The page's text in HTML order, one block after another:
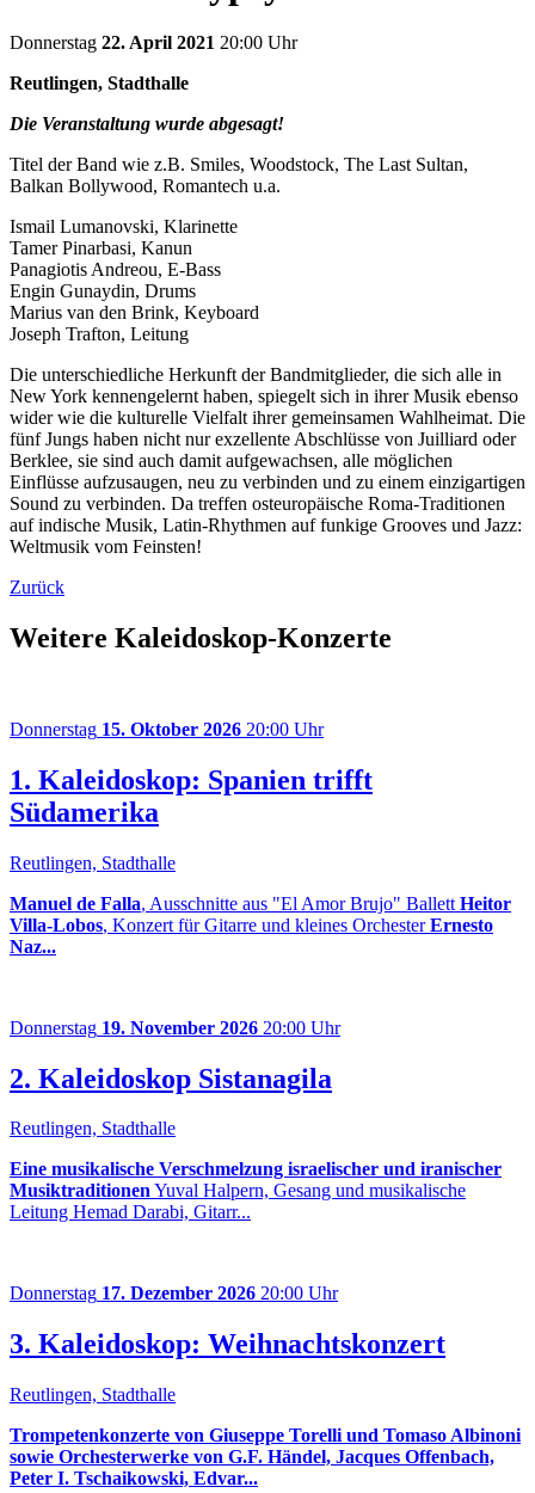
Donnerstag 22. April 2021 20:00 Uhr
Reutlingen, Stadthalle
Die Veranstaltung wurde abgesagt!
Titel der Band wie z.B. Smiles, Woodstock, The Last Sultan,
Balkan Bollywood, Romantech u.a.
Ismail Lumanovski, Klarinette
Tamer Pinarbasi, Kanun
Panagiotis Andreou, E-Bass
Engin Gunaydin, Drums
Marius van den Brink, Keyboard
Joseph Trafton, Leitung
Die unterschiedliche Herkunft der Bandmitglieder, die sich alle in
New York kennengelernt haben, spiegelt sich in ihrer Musik ebenso
wider wie die kulturelle Vielfalt ihrer gemeinsamen Wahlheimat. Die
fünf Jungs haben nicht nur exzellente Abschlüsse von Juilliard oder
Berklee, sie sind auch damit aufgewachsen, alle möglichen
Einflüsse aufzusaugen, neu zu verbinden und zu einem einzigartigen
Sound zu verbinden. Da treffen osteuropäische Roma-Traditionen
auf indische Musik, Latin-Rhythmen auf funkige Grooves und Jazz:
Weltmusik vom Feinsten!
Zurück
Weitere Kaleidoskop-Konzerte
Donnerstag 15. Oktober 2026 20:00 Uhr
1. Kaleidoskop: Spanien trifft
Südamerika
Reutlingen, Stadthalle
Manuel de Falla, Ausschnitte aus "El Amor Brujo" Ballett Heitor
Villa-Lobos, Konzert für Gitarre und kleines OrchesterErnesto
Naz...
Donnerstag 19. November 2026 20:00 Uhr
2. Kaleidoskop Sistanagila
Reutlingen, Stadthalle
Eine musikalische Verschmelzung israelischer und iranischer
MusiktraditionenYuval Halpern, Gesang und musikalische
Leitung Hemad Darabi, Gitarr...
Donnerstag 17. Dezember 2026 20:00 Uhr
3. Kaleidoskop: Weihnachtskonzert
Reutlingen, Stadthalle
Trompetenkonzerte von Giuseppe Torelli und Tomaso Albinoni
sowie Orchesterwerke von G.F. Händel, Jacques Offenbach,
Peter I. Tschaikowski, Edvar...